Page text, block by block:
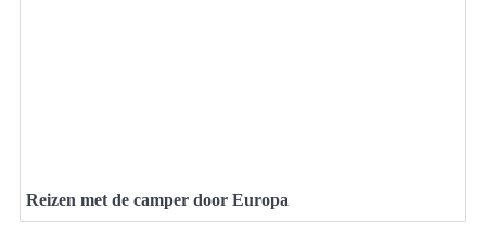
Reizen met de camper door Europa